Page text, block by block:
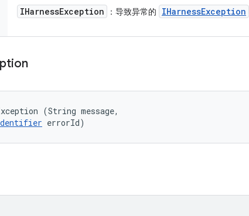
IHarnessException ：导致异常的 IHarnessException
(String message,
errorId)